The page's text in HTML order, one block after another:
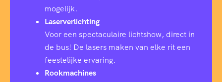
mogelijk.
Laserverlichting
Voor een spectaculaire lichtshow, direct in
de bus! De lasers maken van elke rit een
feestelijke ervaring.
Rookmachines